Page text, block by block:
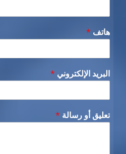
هاتف *
البريد الإلكتروني *
تعليق أو رسالة *